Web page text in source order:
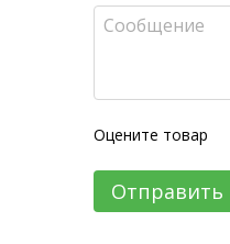
Оцените товар
Отправить